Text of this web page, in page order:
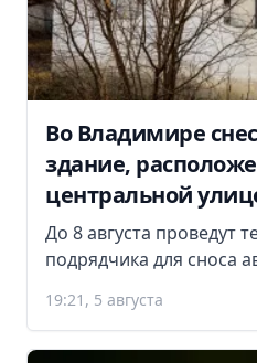
Во Владимире
здание,
центральной
До 8 августа проведут
подрядчика для сноса
19:21, 5 августа